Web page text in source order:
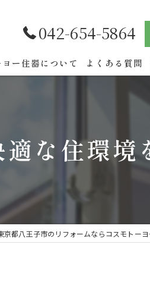
042-654-5864
ー住器について よくある質問
な住環境
京都八王子市のリフォームならコスモトー